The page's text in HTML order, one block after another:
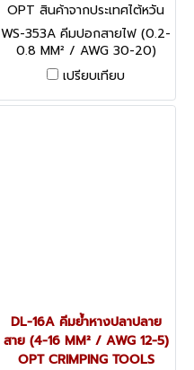
OPT สินค้าจากประเทศไต้หวัน
WS-353A
WS-353A คีมปอกสายไฟ (0.2-
0.8 MM² / AWG 30-20)
OPT WIRE STRIPPING
TOOL
เปรียบเทียบ
DL-16A คีมย้ำหางปลาปลาย
สาย (4-16 MM² / AWG 12-5)
OPT CRIMPING TOOLS